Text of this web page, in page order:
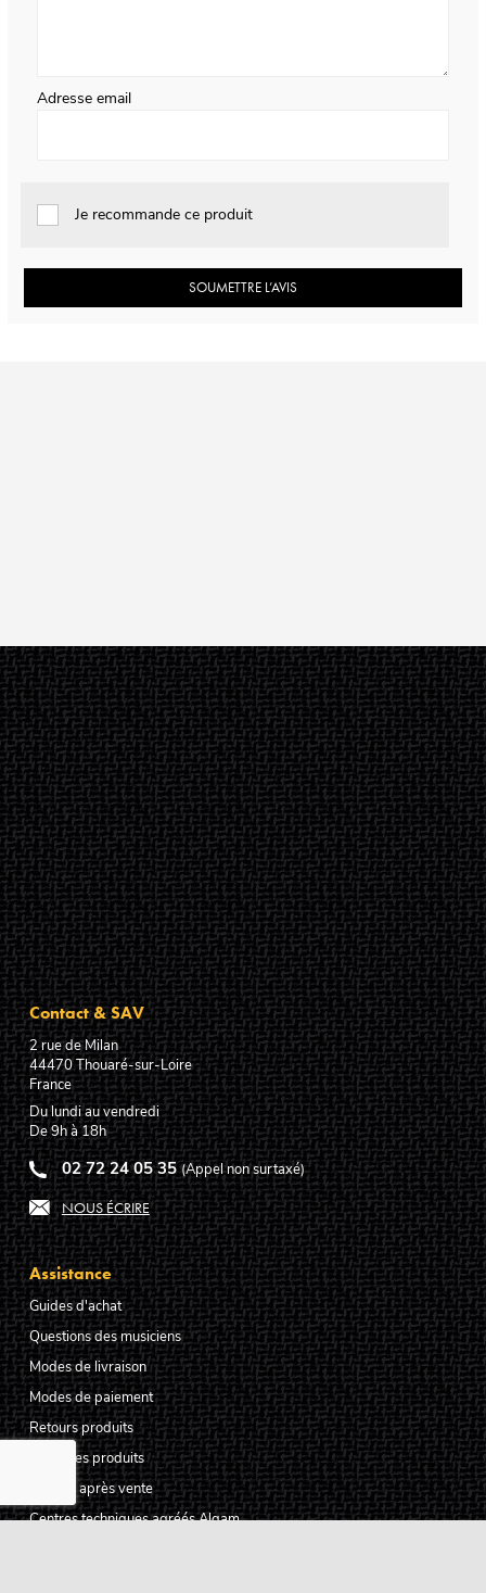
Adresse email
Je recommande ce produit
SOUMETTRE L’AVIS
Contact & SAV
2 rue de Milan
44470Thouaré-sur-Loire
France
Du lundi au vendredi
De 9h à 18h
02 72 24 05 35 (Appel non surtaxé)
NOUS ÉCRIRE
Assistance
Guides d'achat
Questions des musiciens
Modes de livraison
Modes de paiement
Retours produits
Garanties produits
Service après vente
Centres techniques agréés Algam